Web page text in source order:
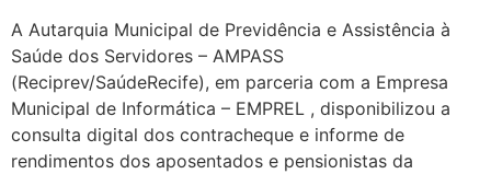
A Autarquia Municipal de Previdência e Assistência à
Saúde dos Servidores – AMPASS
(Reciprev/SaúdeRecife), em parceria com a Empresa
Municipal de Informática – EMPREL , disponibilizou a
consulta digital dos contracheque e informe de
rendimentos dos aposentados e pensionistas da